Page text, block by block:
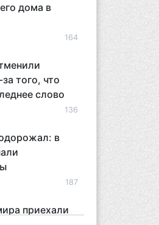
дома в
164
того, что
слово
136
в
187
приехали